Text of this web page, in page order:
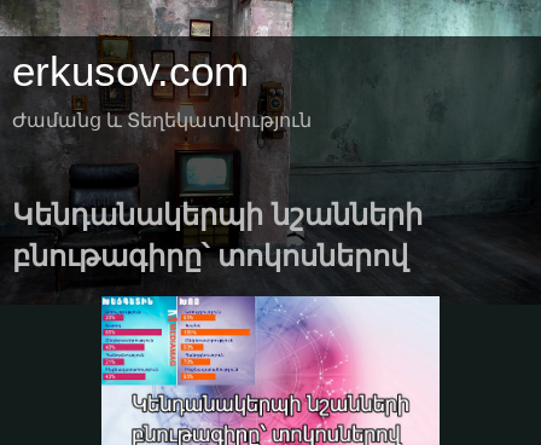
erkusov.com
Ժամանց և Տեղեկատվություն
Կենդանակերպի նշանների
բնութագիրը՝ տոկոսներով